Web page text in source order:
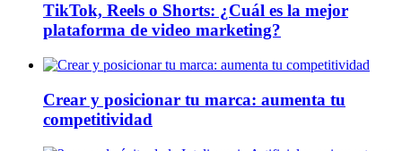
TikTok, Reels o Shorts: ¿Cuál es la mejor
plataforma de video marketing?
Crear y posicionar tu marca: aumenta tu
competitividad